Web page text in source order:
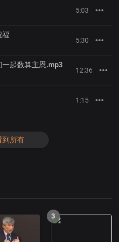
5:03
福
5:30
一起数算主恩.mp3
12:36
1:15
到所有